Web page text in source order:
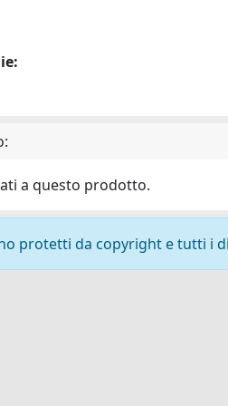
a questo prodotto.
protetti da copyright e tutti i